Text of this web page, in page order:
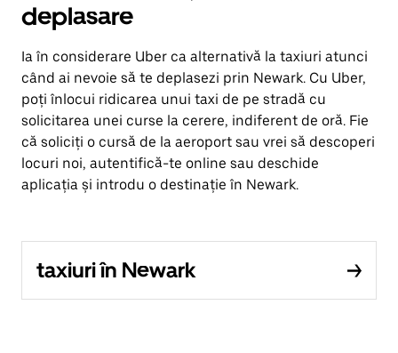
deplasare
Ia în considerare Uber ca alternativă la taxiuri atunci
când ai nevoie să te deplasezi prin Newark. Cu Uber,
poți înlocui ridicarea unui taxi de pe stradă cu
solicitarea unei curse la cerere, indiferent de oră. Fie
că soliciți o cursă de la aeroport sau vrei să descoperi
locuri noi, autentifică-te online sau deschide
aplicația și introdu o destinație în Newark.
taxiuri în Newark